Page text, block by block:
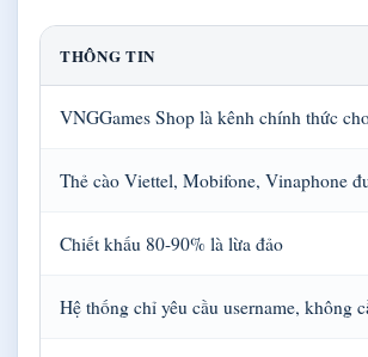
THÔNG TIN
VNGGames Shop là kênh chính thức
Thẻ cào Viettel, Mobifone, Vinaphone
Chiết khấu 80-90% là lừa đảo
Hệ thống chỉ yêu cầu username, không